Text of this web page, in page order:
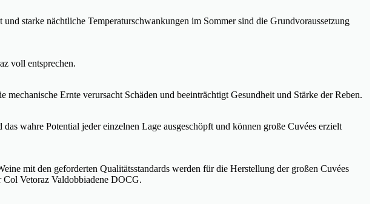
starke nächtliche Temperaturschwankungen im Sommer sind die Grundvoraussetzung
voll entsprechen.
Ernte verursacht Schäden und beeinträchtigt Gesundheit und Stärke der Reben.
wahre Potential jeder einzelnen Lage ausgeschöpft und können große Cuvées erzielt
mit den geforderten Qualitätsstandards werden für die Herstellung der großen Cuvées
Col Vetoraz Valdobbiadene DOCG.